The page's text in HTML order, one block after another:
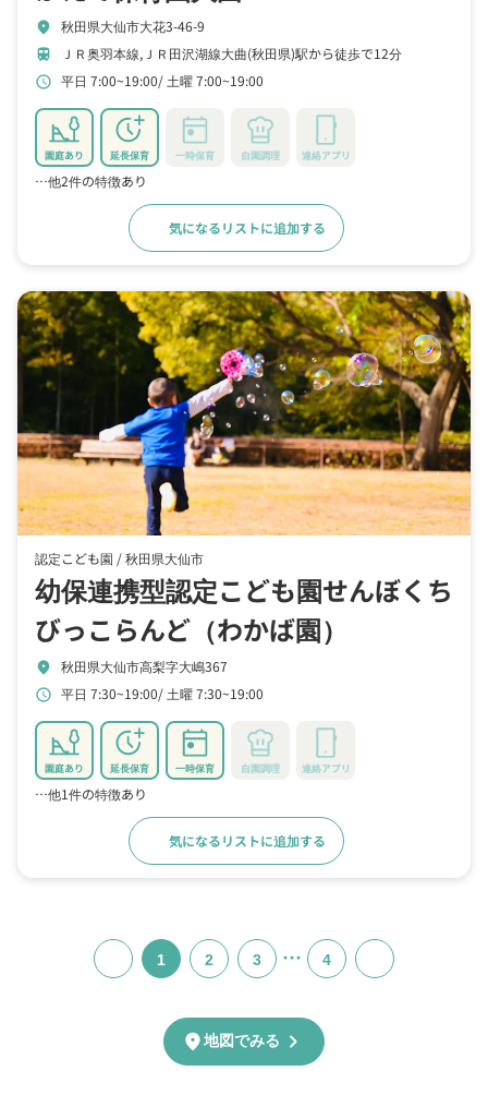
location_on 秋田県大仙市大花3-46-9
train ＪＲ奥羽本線,ＪＲ田沢湖線大曲(秋田県)駅から徒歩で12分
schedule 平日 7:00~19:00 土曜 7:00~19:00
園庭あり 延長保育 一時保育 自園調理 連絡アプリ
…他2件の特徴あり
気になるリストに追加する
認定こども園 /秋田県大仙市
幼保連携型認定こども園せんぼくち
びっこらんど（わかば園）
location_on 秋田県大仙市高梨字大嶋367
schedule 平日 7:30~19:00 土曜 7:30~19:00
園庭あり 延長保育 一時保育 自園調理 連絡アプリ
…他1件の特徴あり
気になるリストに追加する
1 2 3 … 4
location_on地図でみる chevron_right